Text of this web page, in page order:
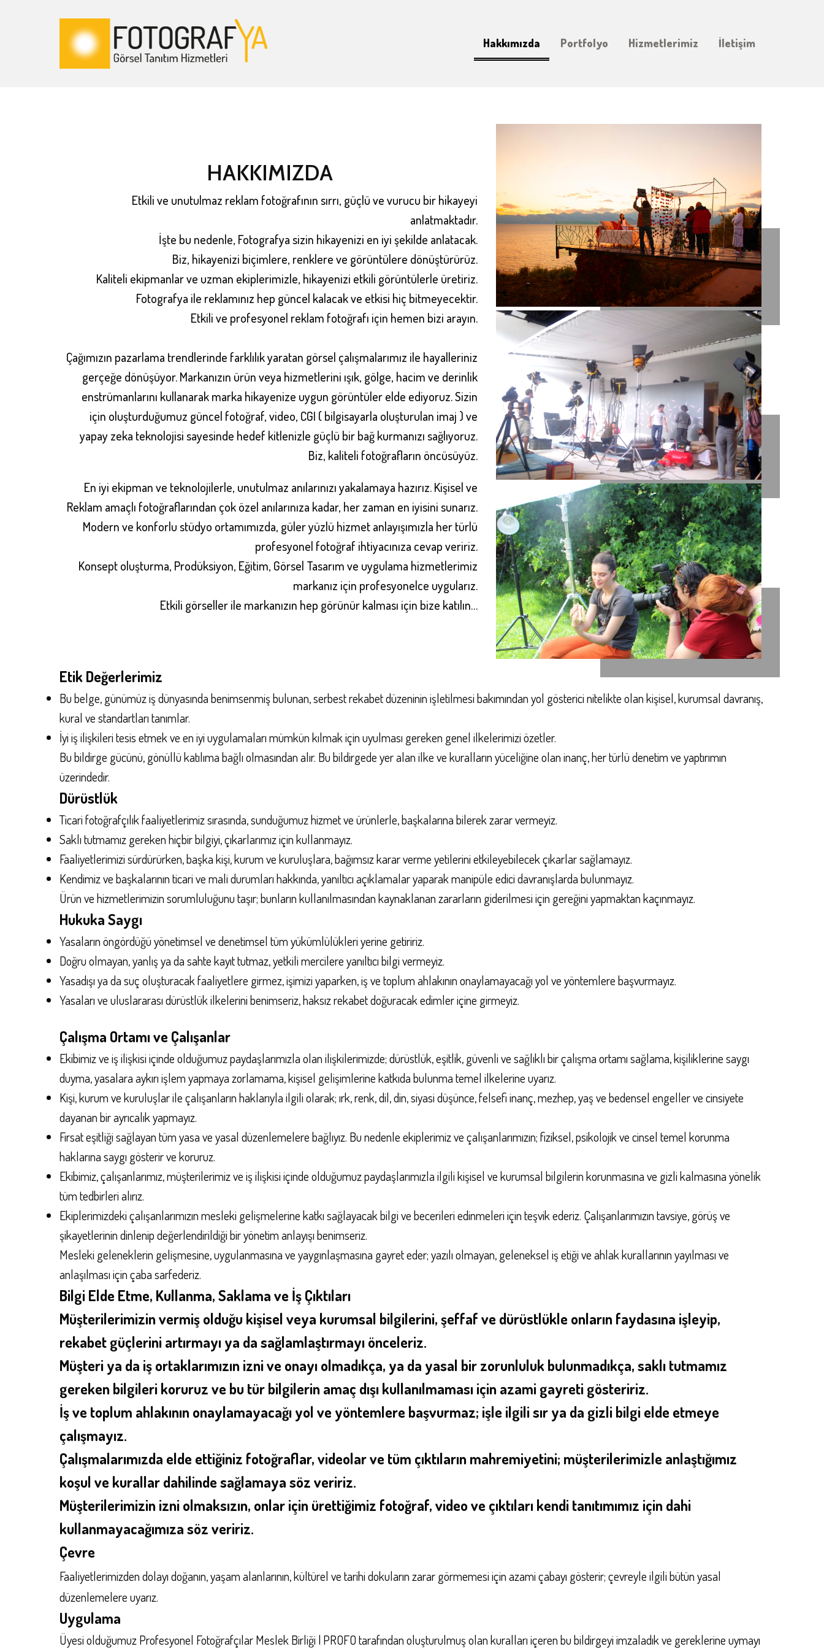
Hakkımızda Portfolyo Hizmetlerimiz İletişim
HAKKIMIZDA
Etkili ve unutulmaz reklam fotoğrafının sırrı, güçlü ve vurucu bir hikayeyi
anlatmaktadır.
İşte bu nedenle, Fotografya sizin hikayenizi en iyi şekilde anlatacak.
Biz, hikayenizi biçimlere, renklere ve görüntülere dönüştürürüz.
Kaliteli ekipmanlar ve uzman ekiplerimizle, hikayenizi etkili görüntülerle üretiriz.
Fotografya ile reklamınız hep güncel kalacak ve etkisi hiç bitmeyecektir.
Etkili ve profesyonel reklam fotoğrafı için hemen bizi arayın.
Çağımızın pazarlama trendlerinde farklılık yaratan görsel çalışmalarımız ile hayalleriniz
gerçeğe dönüşüyor. Markanızın ürün veya hizmetlerini ışık, gölge, hacim ve derinlik
enstrümanlarını kullanarak marka hikayenize uygun görüntüler elde ediyoruz. Sizin
için oluşturduğumuz güncel fotoğraf, video, CGI ( bilgisayarla oluşturulan imaj ) ve
yapay zeka teknolojisi sayesinde hedef kitlenizle güçlü bir bağ kurmanızı sağlıyoruz.
Biz, kaliteli fotoğrafların öncüsüyüz.
En iyi ekipman ve teknolojilerle, unutulmaz anılarınızı yakalamaya hazırız. Kişisel ve
Reklam amaçlı fotoğraflarından çok özel anılarınıza kadar, her zaman en iyisini sunarız.
Modern ve konforlu stüdyo ortamımızda, güler yüzlü hizmet anlayışımızla her türlü
profesyonel fotoğraf ihtiyacınıza cevap veririz.
Konsept oluşturma, Prodüksiyon, Eğitim, Görsel Tasarım ve uygulama hizmetlerimiz
markanız için profesyonelce uygularız.
Etkili görseller ile markanızın hep görünür kalması için bize katılın…
Etik Değerlerimiz
Bu belge, günümüz iş dünyasında benimsenmiş bulunan, serbest rekabet düzeninin işletilmesi bakımından yol gösterici nitelikte olan kişisel, kurumsal davranış,
kural ve standartları tanımlar.
İyi iş ilişkileri tesis etmek ve en iyi uygulamaları mümkün kılmak için uyulması gereken genel ilkelerimizi özetler.
Bu bildirge gücünü, gönüllü katılıma bağlı olmasından alır. Bu bildirgede yer alan ilke ve kuralların yüceliğine olan inanç, her türlü denetim ve yaptırımın
üzerindedir.
Dürüstlük
Ticari fotoğrafçılık faaliyetlerimiz sırasında, sunduğumuz hizmet ve ürünlerle, başkalarına bilerek zarar vermeyiz.
Saklı tutmamız gereken hiçbir bilgiyi, çıkarlarımız için kullanmayız.
Faaliyetlerimizi sürdürürken, başka kişi, kurum ve kuruluşlara, bağımsız karar verme yetilerini etkileyebilecek çıkarlar sağlamayız.
Kendimiz ve başkalarının ticari ve mali durumları hakkında, yanıltıcı açıklamalar yaparak manipüle edici davranışlarda bulunmayız.
Ürün ve hizmetlerimizin sorumluluğunu taşır; bunların kullanılmasından kaynaklanan zararların giderilmesi için gereğini yapmaktan kaçınmayız.
Hukuka Saygı
Yasaların öngördüğü yönetimsel ve denetimsel tüm yükümlülükleri yerine getiririz.
Doğru olmayan, yanlış ya da sahte kayıt tutmaz, yetkili mercilere yanıltıcı bilgi vermeyiz.
Yasadışı ya da suç oluşturacak faaliyetlere girmez, işimizi yaparken, iş ve toplum ahlakının onaylamayacağı yol ve yöntemlere başvurmayız.
Yasaları ve uluslararası dürüstlük ilkelerini benimseriz, haksız rekabet doğuracak edimler içine girmeyiz.
Çalışma Ortamı ve Çalışanlar
Ekibimiz ve iş ilişkisi içinde olduğumuz paydaşlarımızla olan ilişkilerimizde; dürüstlük, eşitlik, güvenli ve sağlıklı bir çalışma ortamı sağlama, kişiliklerine saygı
duyma, yasalara aykırı işlem yapmaya zorlamama, kişisel gelişimlerine katkıda bulunma temel ilkelerine uyarız.
Kişi, kurum ve kuruluşlar ile çalışanların haklarıyla ilgili olarak; ırk, renk, dil, din, siyasi düşünce, felsefi inanç, mezhep, yaş ve bedensel engeller ve cinsiyete
dayanan bir ayrıcalık yapmayız.
Fırsat eşitliği sağlayan tüm yasa ve yasal düzenlemelere bağlıyız. Bu nedenle ekiplerimiz ve çalışanlarımızın; fiziksel, psikolojik ve cinsel temel korunma
haklarına saygı gösterir ve koruruz.
Ekibimiz, çalışanlarımız, müşterilerimiz ve iş ilişkisi içinde olduğumuz paydaşlarımızla ilgili kişisel ve kurumsal bilgilerin korunmasına ve gizli kalmasına yönelik
tüm tedbirleri alırız.
Ekiplerimizdeki çalışanlarımızın mesleki gelişmelerine katkı sağlayacak bilgi ve becerileri edinmeleri için teşvik ederiz. Çalışanlarımızın tavsiye, görüş ve
şikayetlerinin dinlenip değerlendirildiği bir yönetim anlayışı benimseriz.
Mesleki geleneklerin gelişmesine, uygulanmasına ve yaygınlaşmasına gayret eder; yazılı olmayan, geleneksel iş etiği ve ahlak kurallarının yayılması ve
anlaşılması için çaba sarfederiz.
Bilgi Elde Etme, Kullanma, Saklama ve İş Çıktıları
Müşterilerimizin vermiş olduğu kişisel veya kurumsal bilgilerini, şeffaf ve dürüstlükle onların faydasına işleyip,
rekabet güçlerini artırmayı ya da sağlamlaştırmayı önceleriz.
Müşteri ya da iş ortaklarımızın izni ve onayı olmadıkça, ya da yasal bir zorunluluk bulunmadıkça, saklı tutmamız
gereken bilgileri koruruz ve bu tür bilgilerin amaç dışı kullanılmaması için azami gayreti gösteririz.
İş ve toplum ahlakının onaylamayacağı yol ve yöntemlere başvurmaz; işle ilgili sır ya da gizli bilgi elde etmeye
çalışmayız.
Çalışmalarımızda elde ettiğiniz fotoğraflar, videolar ve tüm çıktıların mahremiyetini; müşterilerimizle anlaştığımız
koşul ve kurallar dahilinde sağlamaya söz veririz.
Müşterilerimizin izni olmaksızın, onlar için ürettiğimiz fotoğraf, video ve çıktıları kendi tanıtımımız için dahi
kullanmayacağımıza söz veririz.
Çevre
Faaliyetlerimizden dolayı doğanın, yaşam alanlarının, kültürel ve tarihi dokuların zarar görmemesi için azami çabayı gösterir; çevreyle ilgili bütün yasal
düzenlemelere uyarız.
Uygulama
Üyesi olduğumuz Profesyonel Fotoğrafçılar Meslek Birliği | PROFO tarafından oluşturulmuş olan kuralları içeren bu bildirgeyi imzaladık ve gereklerine uymayı